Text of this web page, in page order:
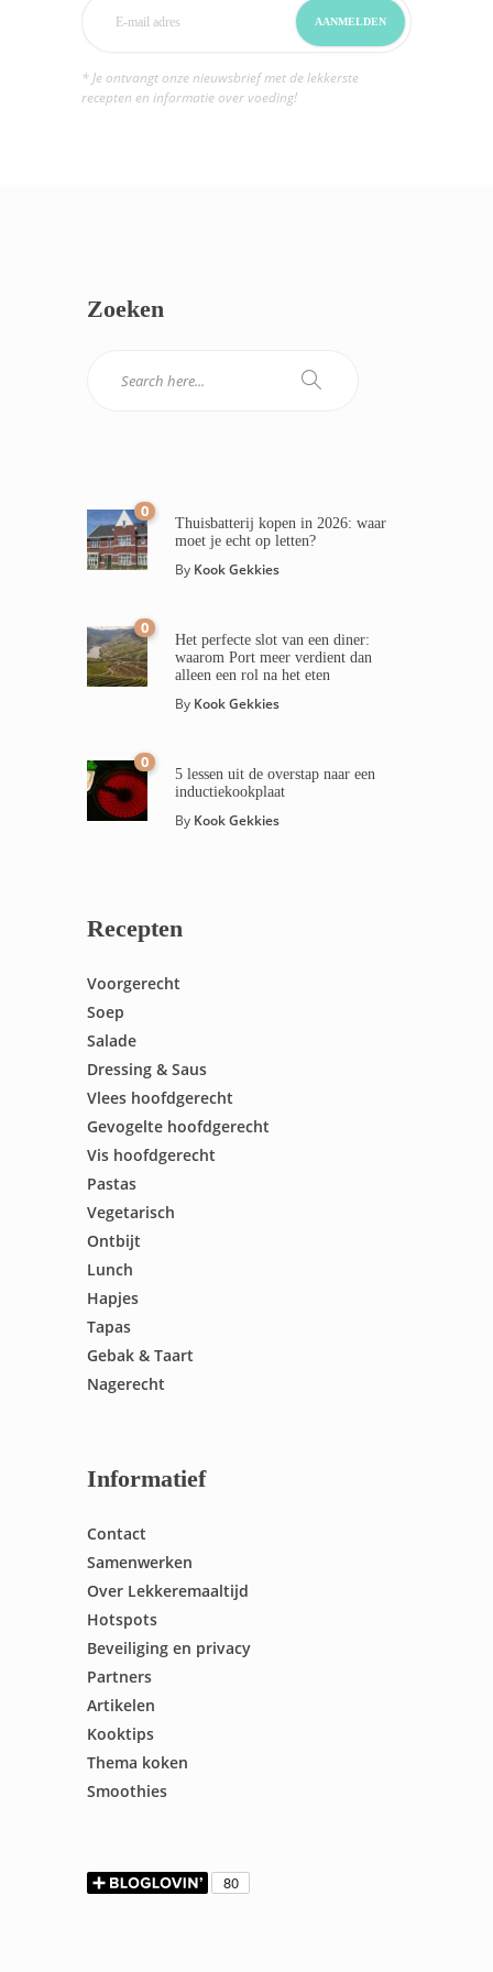
* Je ontvangt onze nieuwsbrief met de lekkerste
recepten en informatie over voeding!
Zoeken
0
Thuisbatterij kopen in 2026: waar
moet je echt op letten?
By Kook Gekkies
0
Het perfecte slot van een diner:
waarom Port meer verdient dan
alleen een rol na het eten
By Kook Gekkies
0
5 lessen uit de overstap naar een
inductiekookplaat
By Kook Gekkies
Recepten
Voorgerecht
Soep
Salade
Dressing & Saus
Vlees hoofdgerecht
Gevogelte hoofdgerecht
Vis hoofdgerecht
Pastas
Vegetarisch
Ontbijt
Lunch
Hapjes
Tapas
Gebak & Taart
Nagerecht
Informatief
Contact
Samenwerken
Over Lekkeremaaltijd
Hotspots
Beveiliging en privacy
Partners
Artikelen
Kooktips
Thema koken
Smoothies